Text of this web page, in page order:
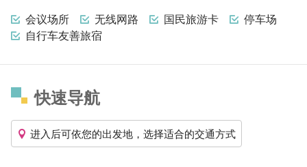
会议场所 无线网路 国民旅游卡
停车场
自行车友善旅宿
快速导航
进入后可依您的出发地，选择适合的交通方式